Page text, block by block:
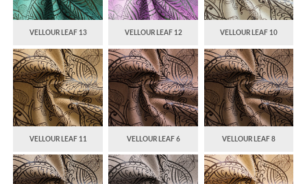
VELLOUR LEAF 13 VELLOUR LEAF 12 VELLOUR LEAF 10
VELLOUR LEAF 11 VELLOUR LEAF 6 VELLOUR LEAF 8